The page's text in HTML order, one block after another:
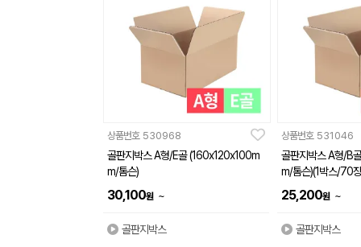
상품번호 530968
골판지박스 A형/E골 (160x120x100m
m/톰슨)
30,100원 ~
골판지박스
상품번호 531046
골판지박스 A형/
m/톰슨)(1박스/70
25,200원 ~
골판지박스